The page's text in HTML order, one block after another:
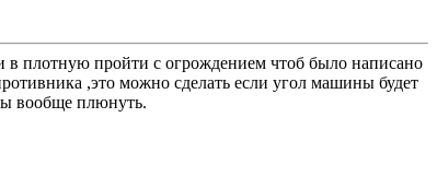
в плотную пройти с огрождением чтоб было написано
,это можно сделать если угол машины будет
вообще плюнуть.